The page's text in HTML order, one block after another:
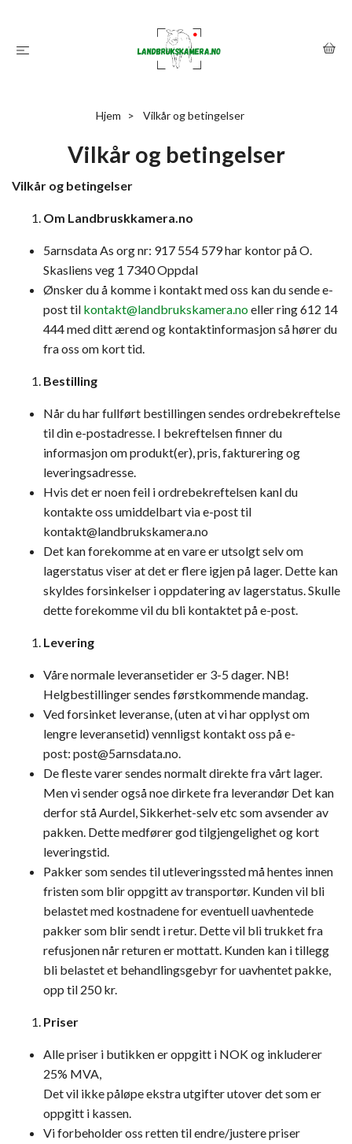
Hjem Vilkår og betingelser
Vilkår og betingelser
Vilkår og betingelser
Om Landbruskkamera.no
5arnsdata As org nr: 917 554 579 har kontor på O.
Skasliens veg 1 7340 Oppdal
Ønsker du å komme i kontakt med oss kan du sende e-
post til kontakt@landbrukskamera.noeller ring 612 14
444 med ditt ærend og kontaktinformasjon så hører du
fra oss om kort tid.
Bestilling
Når du har fullført bestillingen sendes ordrebekreftelse
til din e-postadresse. I bekreftelsen finner du
informasjon om produkt(er), pris, fakturering og
leveringsadresse.
Hvis det er noen feil i ordrebekreftelsen kanl du
kontakte oss umiddelbart via e-post til
kontakt@landbrukskamera.no
Det kan forekomme at en vare er utsolgt selv om
lagerstatus viser at det er flere igjen på lager. Dette kan
skyldes forsinkelser i oppdatering av lagerstatus. Skulle
dette forekomme vil du bli kontaktet på e-post.
Levering
Våre normale leveransetider er 3-5 dager. NB!
Helgbestillinger sendes førstkommende mandag.
Ved forsinket leveranse, (uten at vi har opplyst om
lengre leveransetid) vennligst kontakt oss på e-
post: post@5arnsdata.no.
De fleste varer sendes normalt direkte fra vårt lager.
Men vi sender også noe dirkete fra leverandør Det kan
derfor stå Aurdel, Sikkerhet-selv etc som avsender av
pakken. Dette medfører god tilgjengelighet og kort
leveringstid.
Pakker som sendes til utleveringssted må hentes innen
fristen som blir oppgitt av transportør. Kunden vil bli
belastet med kostnadene for eventuell uavhentede
pakker som blir sendt i retur. Dette vil bli trukket fra
refusjonen når returen er mottatt. Kunden kan i tillegg
bli belastet et behandlingsgebyr for uavhentet pakke,
opp til 250 kr.
Priser
Alle priser i butikken er oppgitt i NOK og inkluderer
25% MVA,
Det vil ikke påløpe ekstra utgifter utover det som er
oppgitt i kassen.
Vi forbeholder oss retten til endre/justere priser